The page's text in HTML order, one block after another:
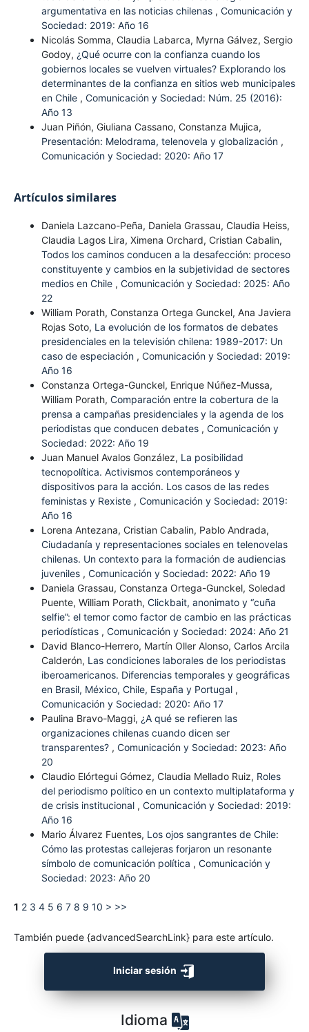
argumentativa en las noticias chilenas , Comunicación y
Sociedad: 2019: Año 16
Nicolás Somma, Claudia Labarca, Myrna Gálvez, Sergio
Godoy, ¿Qué ocurre con la confianza cuando los
gobiernos locales se vuelven virtuales? Explorando los
determinantes de la confianza en sitios web municipales
en Chile , Comunicación y Sociedad: Núm. 25 (2016):
Año 13
Juan Piñón, Giuliana Cassano, Constanza Mujica,
Presentación: Melodrama, telenovela y globalización ,
Comunicación y Sociedad: 2020: Año 17
Artículos similares
Daniela Lazcano-Peña, Daniela Grassau, Claudia Heiss,
Claudia Lagos Lira, Ximena Orchard, Cristian Cabalin,
Todos los caminos conducen a la desafección: proceso
constituyente y cambios en la subjetividad de sectores
medios en Chile , Comunicación y Sociedad: 2025: Año
22
William Porath, Constanza Ortega Gunckel, Ana Javiera
Rojas Soto, La evolución de los formatos de debates
presidenciales en la televisión chilena: 1989-2017: Un
caso de especiación , Comunicación y Sociedad: 2019:
Año 16
Constanza Ortega-Gunckel, Enrique Núñez-Mussa,
William Porath, Comparación entre la cobertura de la
prensa a campañas presidenciales y la agenda de los
periodistas que conducen debates , Comunicación y
Sociedad: 2022: Año 19
Juan Manuel Avalos González, La posibilidad
tecnopolítica. Activismos contemporáneos y
dispositivos para la acción. Los casos de las redes
feministas y Rexiste , Comunicación y Sociedad: 2019:
Año 16
Lorena Antezana, Cristian Cabalin, Pablo Andrada,
Ciudadanía y representaciones sociales en telenovelas
chilenas. Un contexto para la formación de audiencias
juveniles , Comunicación y Sociedad: 2022: Año 19
Daniela Grassau, Constanza Ortega-Gunckel, Soledad
Puente, William Porath, Clickbait, anonimato y “cuña
selfie”: el temor como factor de cambio en las prácticas
periodísticas , Comunicación y Sociedad: 2024: Año 21
David Blanco-Herrero, Martín Oller Alonso, Carlos Arcila
Calderón, Las condiciones laborales de los periodistas
iberoamericanos. Diferencias temporales y geográficas
en Brasil, México, Chile, España y Portugal ,
Comunicación y Sociedad: 2020: Año 17
Paulina Bravo-Maggi, ¿A qué se refieren las
organizaciones chilenas cuando dicen ser
transparentes? , Comunicación y Sociedad: 2023: Año
20
Claudio Elórtegui Gómez, Claudia Mellado Ruiz, Roles
del periodismo político en un contexto multiplataforma y
de crisis institucional , Comunicación y Sociedad: 2019:
Año 16
Mario Álvarez Fuentes, Los ojos sangrantes de Chile:
Cómo las protestas callejeras forjaron un resonante
símbolo de comunicación política , Comunicación y
Sociedad: 2023: Año 20
1 2 3 4 5 6 7 8 9 10 > >>
También puede {advancedSearchLink} para este artículo.
Iniciar sesión
Idioma